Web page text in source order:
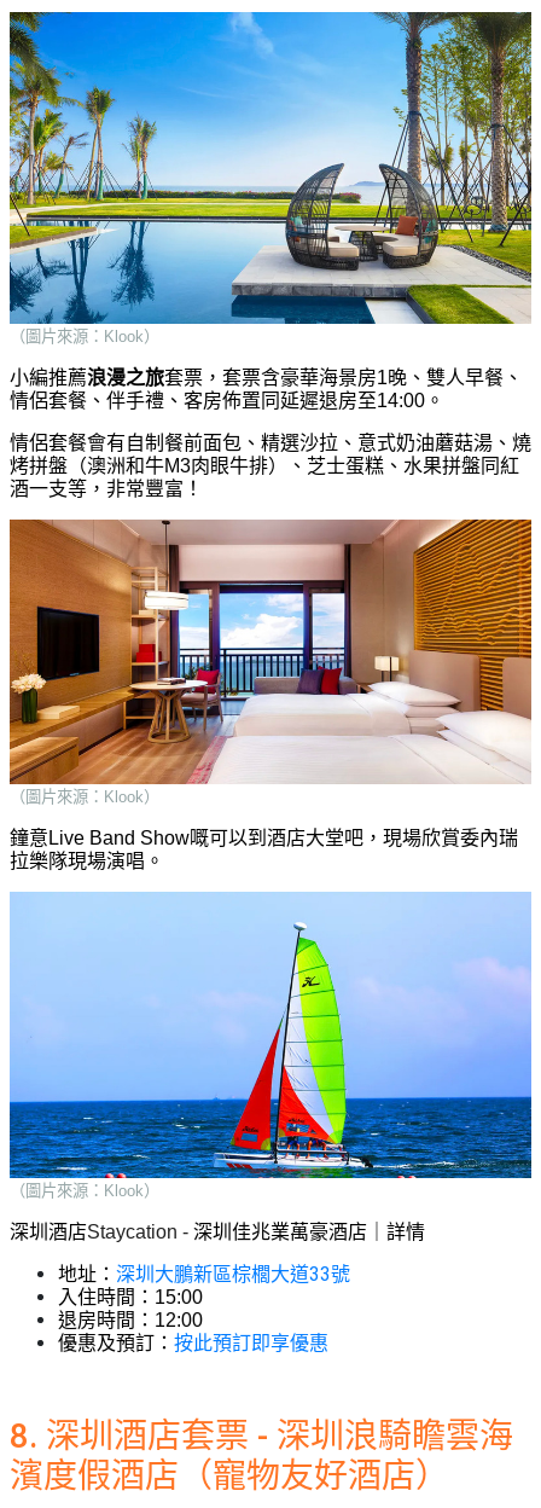
（圖片來源：Klook）
小編推薦浪漫之旅套票，套票含豪華海景房1晚、雙人早餐、
情侶套餐、伴手禮、客房佈置同延遲退房至14:00。
情侶套餐會有自制餐前面包、精選沙拉、意式奶油蘑菇湯、燒
烤拼盤（澳洲和牛M3肉眼牛排）、芝士蛋糕、水果拼盤同紅
酒一支等，非常豐富！
（圖片來源：Klook）
鐘意Live Band Show嘅可以到酒店大堂吧，現場欣賞委內瑞
拉樂隊現場演唱。
（圖片來源：Klook）
深圳酒店Staycation - 深圳佳兆業萬豪酒店｜詳情
地址： 深圳大鵬新區棕櫚大道33號
入住時間：15:00
退房時間：12:00
優惠及預訂： 按此預訂即享優惠
8. 深圳酒店套票 - 深圳浪騎瞻雲海
濱度假酒店（寵物友好酒店）